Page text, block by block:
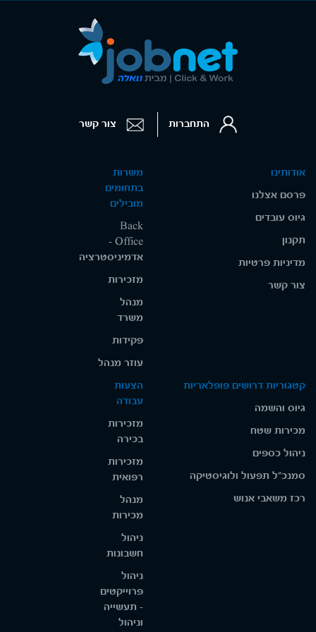
אודותינו
פרסם אצלנו
גיוס עובדים
תקנון
מדיניות פרטיות
צור קשר
משרות
בתחומים
מובילים
Back
Office -
אדמיניסטרציה
מזכירות
מנהל
משרד
פקידות
עוזר מנהל
קטגוריות דרושים פופלאריות
גיוס והשמה
מכירות שטח
ניהול כספים
סמנכ"ל תפעול ולוגיסטיקה
רכז משאבי אנוש
הצעות
עבודה
מזכירות
בכירה
מזכירות
רפואית
מנהל
מכירות
ניהול
חשבונות
ניהול
פרוייקטים
- תעשייה
וניהול